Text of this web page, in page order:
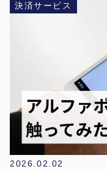
決済サービス
2026.02.02